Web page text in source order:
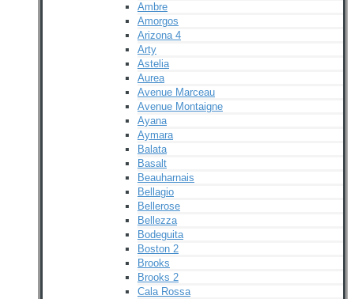
Ambre
Amorgos
Arizona 4
Arty
Astelia
Aurea
Avenue Marceau
Avenue Montaigne
Ayana
Aymara
Balata
Basalt
Beauharnais
Bellagio
Bellerose
Bellezza
Bodeguita
Boston 2
Brooks
Brooks 2
Cala Rossa